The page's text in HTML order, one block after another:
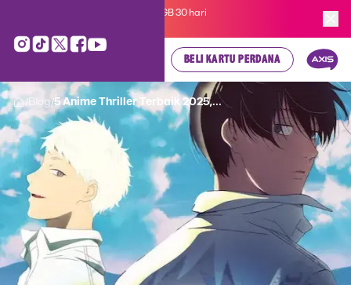
Kartu Perdana AXIS Suka-Suka 3GB 30 hari
BELI KARTU PERDANA
/ Blog/5 Anime Thriller Terbaik 2025,...